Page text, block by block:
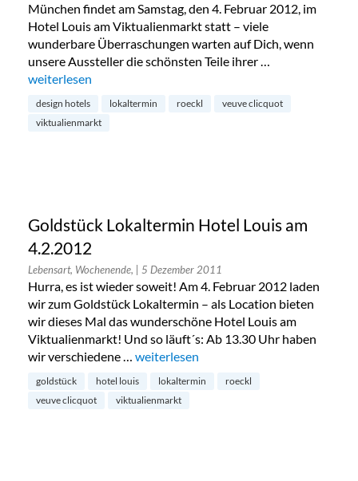
München findet am Samstag, den 4. Februar 2012, im
Hotel Louis am Viktualienmarkt statt – viele
wunderbare Überraschungen warten auf Dich, wenn
unsere Aussteller die schönsten Teile ihrer …
„Terminänderung Goldstück Lokaltermin!“
weiterlesen
design hotels lokaltermin roeckl
veuve clicquot
viktualienmarkt
Goldstück Lokaltermin Hotel Louis am
4.2.2012
Lebensart, Wochenende, | 5 Dezember 2011
Hurra, es ist wieder soweit! Am 4. Februar 2012 laden
wir zum Goldstück Lokaltermin – als Location bieten
wir dieses Mal das wunderschöne Hotel Louis am
Viktualienmarkt! Und so läuft´s: Ab 13.30 Uhr haben
wir verschiedene … „Goldstück Lokaltermin Hotel Louis am
weiterlesen
goldstück hotel louis lokaltermin
roeckl
veuve clicquot
viktualienmarkt